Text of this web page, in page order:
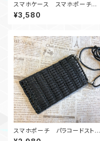
スマホケース スマホポーチ
パラコードストラップ付き ピン
ク＆グリーン&青＆白＆カーキ
¥3,580
スマホポーチ パラコードストラ
ップ付き 黒